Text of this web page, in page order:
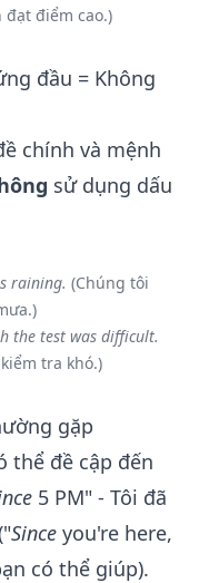
đạt điểm cao.)
đầu = Không
chính và mệnh
sử dụng dấu
raining. (Chúng tôi
the test was difficult.
tra khó.)
gặp
thể đề cập đến
5 PM" - Tôi đã
Since you're here,
có thể giúp).